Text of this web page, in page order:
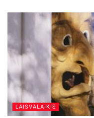
LAISVALAIKIS